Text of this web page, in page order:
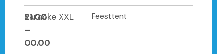
21.00
–
00.00
Karaoke XXL Feesttent